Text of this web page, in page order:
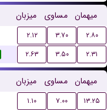
میزبان مساوی میهمان
۲.۱۲ ۳.۷۰
۲.۸۰
۲.۶۳ ۳.۵۰ ۲.۳۱
میزبان مساوی میهمان
۱.۱۰ ۷.۰۰ ۱۳.۲۵